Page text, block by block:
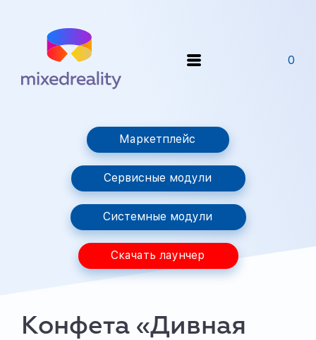
0
Маркетплейс
Сервисные модули
Системные модули
Скачать лаунчер
Конфета «Дивная